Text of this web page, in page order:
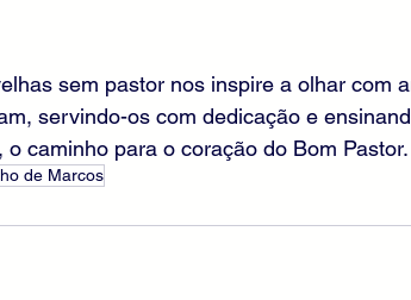
sem pastor nos inspire a olhar com
servindo-os com dedicação e
caminho para o coração do Bom Pastor.
de Marcos